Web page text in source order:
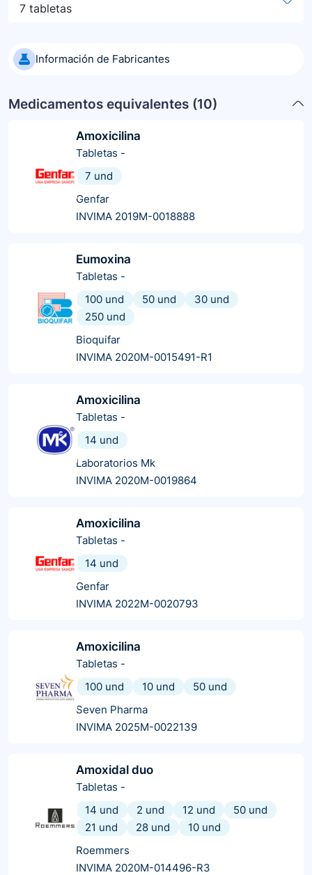
7 tabletas
Información de Fabricantes
Medicamentos equivalentes (10)
Amoxicilina
Tabletas -
7 und
Genfar
INVIMA 2019M-0018888
Eumoxina
Tabletas -
100 und
50 und
30 und
250 und
Bioquifar
INVIMA 2020M-0015491-R1
Amoxicilina
Tabletas -
14 und
Laboratorios Mk
INVIMA 2020M-0019864
Amoxicilina
Tabletas -
14 und
Genfar
INVIMA 2022M-0020793
Amoxicilina
Tabletas -
100 und
10 und
50 und
Seven Pharma
INVIMA 2025M-0022139
Amoxidal duo
Tabletas -
14 und
2 und 12 und
50 und
21 und
28 und
10 und
Roemmers
INVIMA 2020M-014496-R3